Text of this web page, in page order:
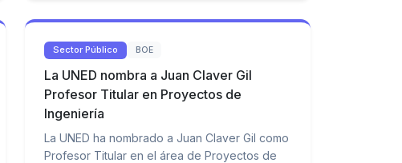
Sector Público BOE
La UNED nombra a Juan Claver Gil
Profesor Titular en Proyectos de
Ingeniería
La UNED ha nombrado a Juan Claver Gil como
Profesor Titular en el área de Proyectos de